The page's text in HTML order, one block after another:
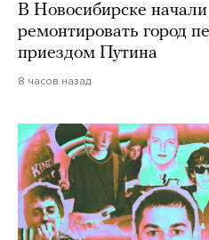
В Новосибирске начали
ремонтировать город
приездом Путина
8 часов назад